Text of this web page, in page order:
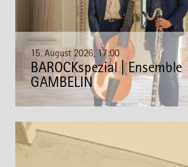
15. August 2026, 17:00
BAROCKspezial | Ensemble
GAMBELIN